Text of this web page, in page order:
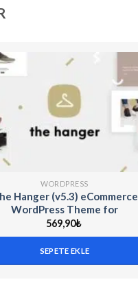
WORDPRESS
Hanger (v5.3) eCommerce
WordPress Theme for
WooCommerce
569,90₺
SEPETE EKLE